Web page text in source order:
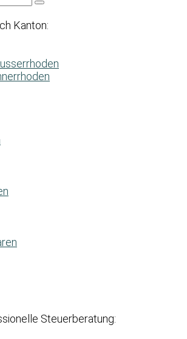
Kanton:
Steuerberatung: